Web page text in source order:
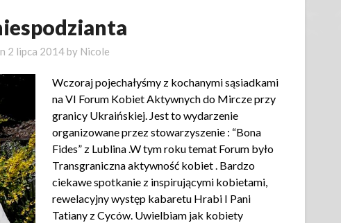
2 lipca 2014 by Nicole
Wczoraj pojechałyśmy z kochanymi sąsiadkami
na VI Forum Kobiet Aktywnych do Mircze przy
granicy Ukraińskiej. Jest to wydarzenie
organizowane przez stowarzyszenie : “Bona
Fides” z Lublina .W tym roku temat Forum było
Transgraniczna aktywność kobiet . Bardzo
ciekawe spotkanie z inspirującymi kobietami,
rewelacyjny występ kabaretu Hrabi I Pani
Tatiany z Cyców. Uwielbiam jak kobiety